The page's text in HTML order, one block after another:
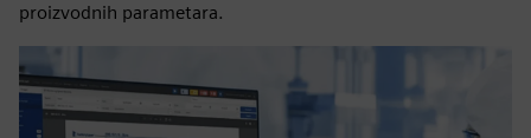
proizvodnih parametara.